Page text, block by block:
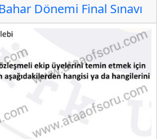
Dönemi Final Sınavı